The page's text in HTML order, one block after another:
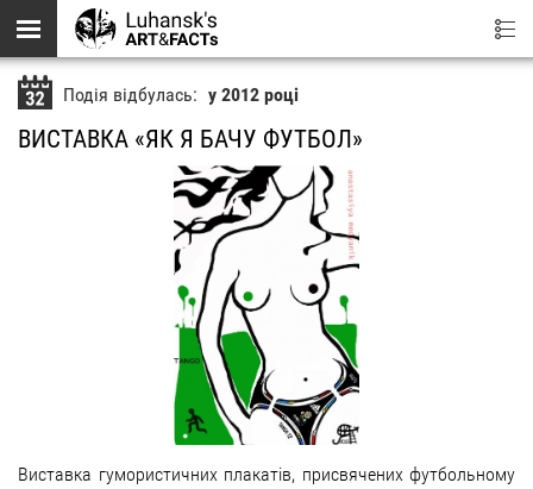
Перейти до основного вмісту
Подія відбулась: у 2012 році
ВИСТАВКА «ЯК Я БАЧУ ФУТБОЛ»
Виставка гумористичних плакатів, присвячених футбольному